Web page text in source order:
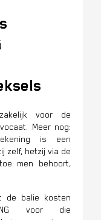
voor de
Meer nog:
is een
zelf, hetzij via de
men behoort,
de balie kosten
voor die